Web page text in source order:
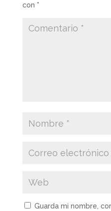
con *
Guarda mi nombre,